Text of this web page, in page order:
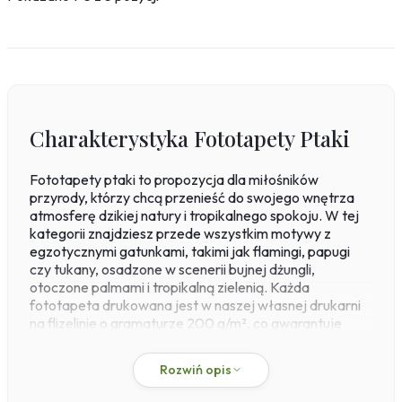
Kawa
Kobieta
Erotyczne
Muzyka
Militaria
Fototapety okrągłe
Charakterystyka Fototapety Ptaki
Fototapety ptaki to propozycja dla miłośników
przyrody, którzy chcą przenieść do swojego wnętrza
atmosferę dzikiej natury i tropikalnego spokoju. W tej
kategorii znajdziesz przede wszystkim motywy z
egzotycznymi gatunkami, takimi jak flamingi, papugi
czy tukany, osadzone w scenerii bujnej dżungli,
otoczone palmami i tropikalną zielenią. Każda
fototapeta drukowana jest w naszej własnej drukarni
na flizelinie o gramaturze 200 g/m², co gwarantuje
odbywa się metodą paste-the-wall – klej nakładasz
bezpośrednio na ścianę, co ułatwia precyzyjne
Rozwiń opis